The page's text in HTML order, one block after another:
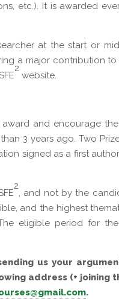
etc.). It is awarded
at the start or
a major contribution
2
website.
and encourage
3 years ago. Two
signed as a first
2
, and not by the
and the highest
eligible period for
us your
address (+ joining
.